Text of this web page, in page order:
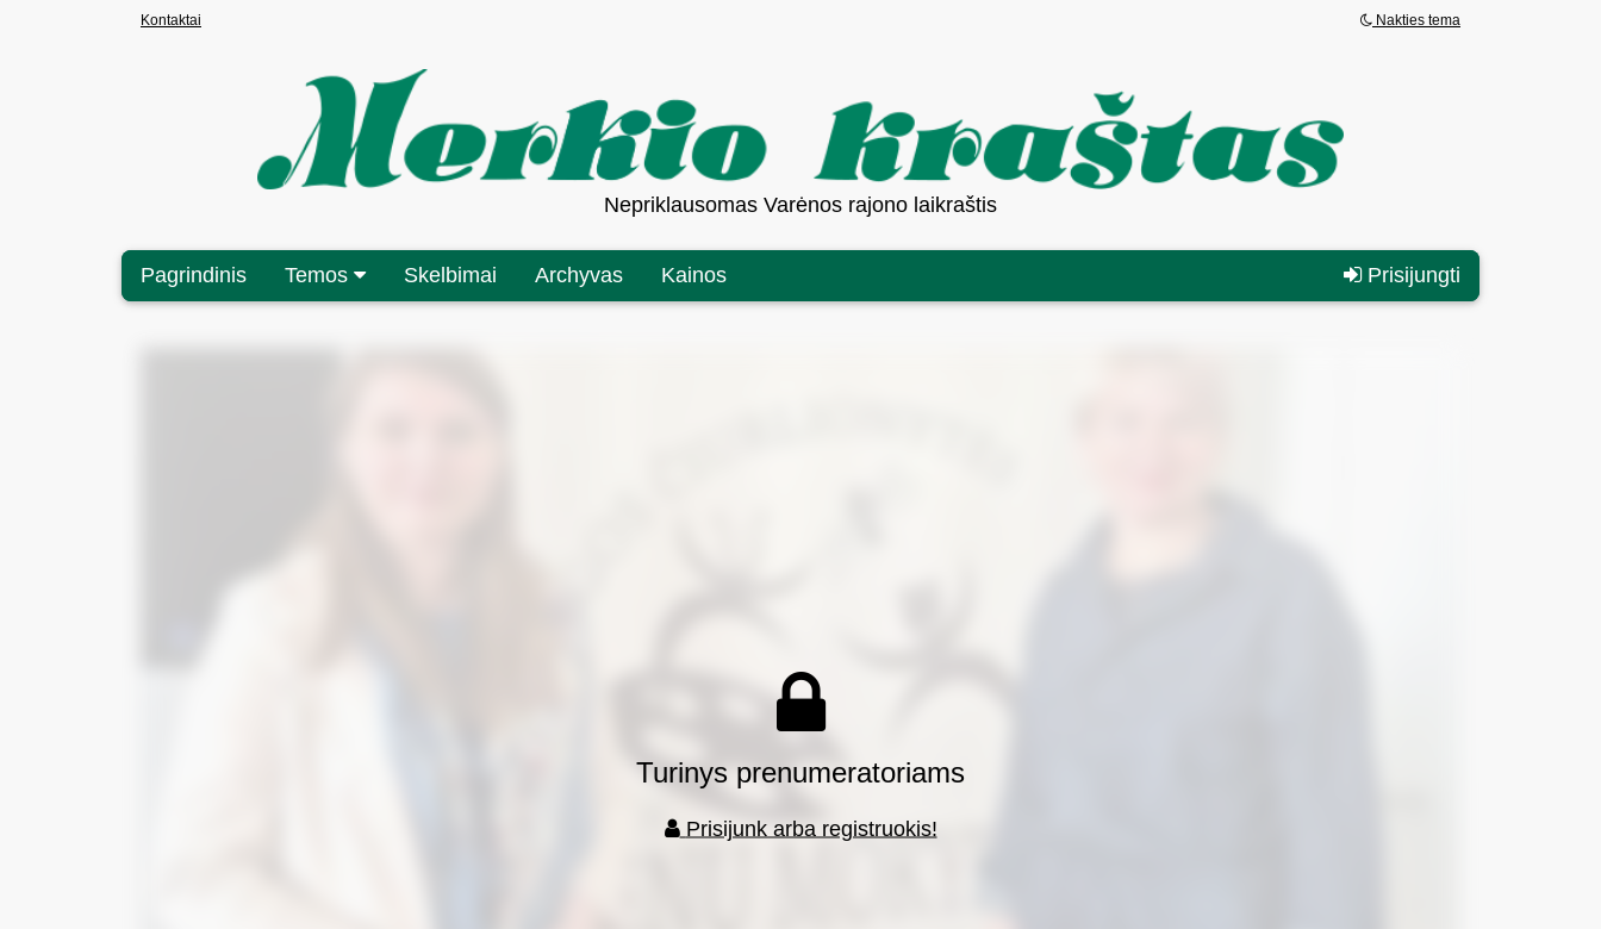
Nakties tema
Kontaktai
Nepriklausomas Varėnos rajono laikraštis
Prisijungti
Pagrindinis Temos Skelbimai Archyvas Kainos
Turinys prenumeratoriams
Prisijunk arba registruokis!